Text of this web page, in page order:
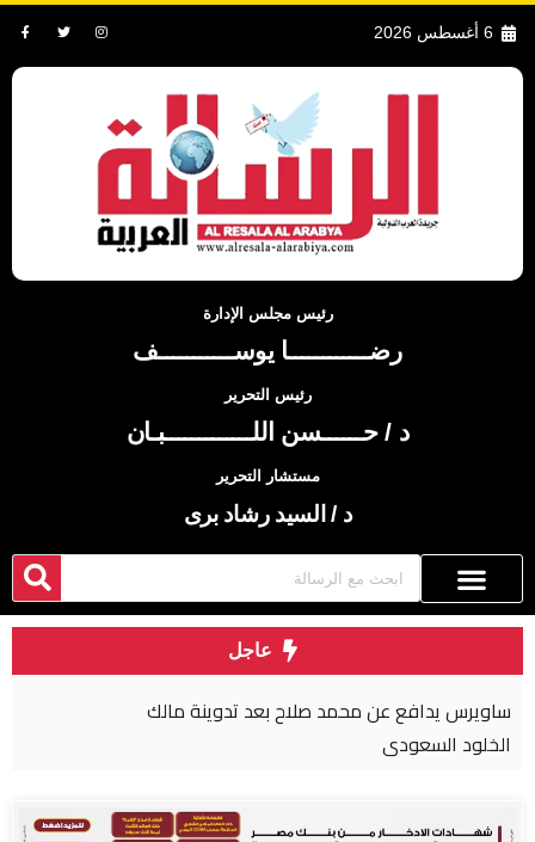
6 أغسطس 2026
رئيس مجلس الإدارة
رضــــــــــــا يوســـــــــــف
رئيس التحرير
د / حــــــسن اللـــــــــــــبـان
مستشار التحرير
د / السيد رشاد برى
عاجل
ترامب: نتحدث مع الإيرانيين وأفضّل التوصل إلى اتفاق
لأنني لا أريد قتل الناس